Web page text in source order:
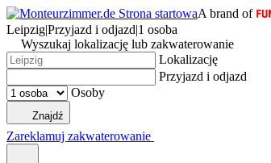
A brand of
Leipzig|Przyjazd i odjazd|1 osoba
Wyszukaj lokalizację lub zakwaterowanie
Lokalizację
Przyjazd i odjazd
Osoby
Znajdź
Zareklamuj zakwaterowanie